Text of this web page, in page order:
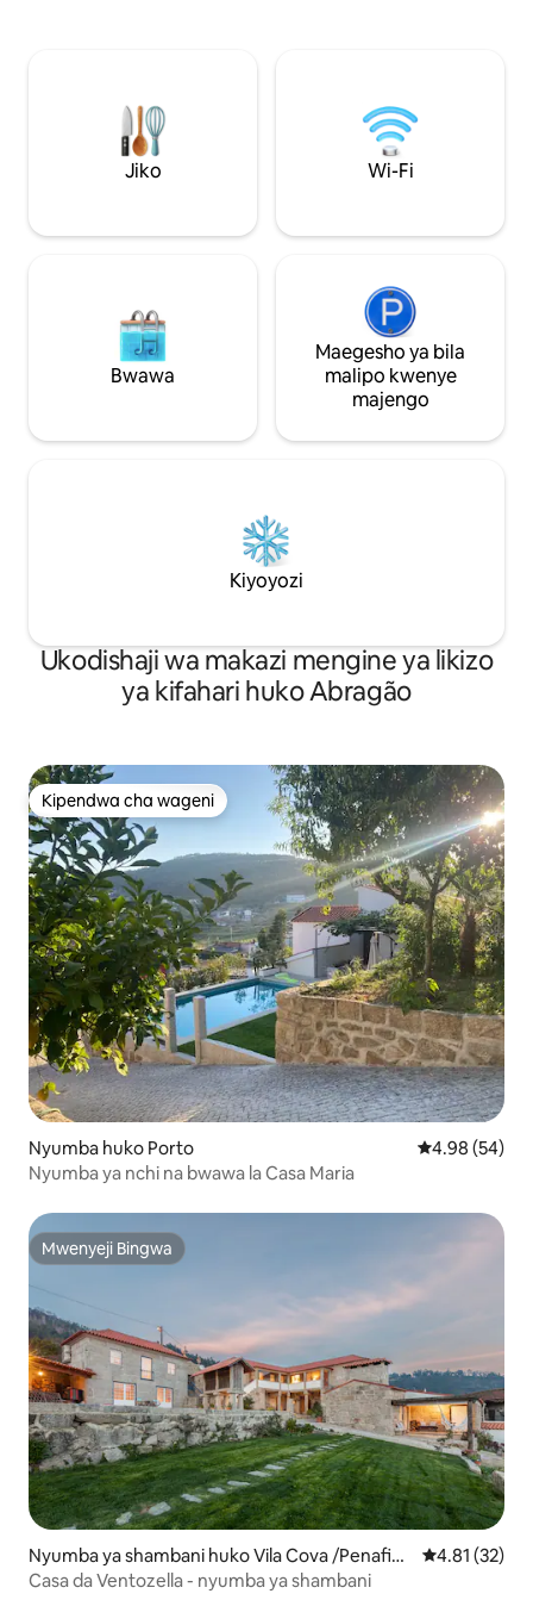
na Wi-Fi ya kasi ya juu. Furahia mashairi
ya Amarante ukiwa umbali wa hatua
chache tu kutoka kwenye vivutio vikuu.
Wi-Fi ya kasi na
Jiko Wi-Fi
Bwawa
Maegesho ya bila
malipo kwenye
majengo
Kiyoyozi
Ukodishaji wa makazi mengine ya likizo
ya kifahari huko Abragão
Kipendwa cha wageni
Kipendwa cha wageni
Nyumba huko Porto Ukadiriaji wa
4.98 (54)
Nyumba ya nchi na bwawa la Casa Maria
Mwenyeji Bingwa
Mwenyeji Bingwa
Nyumba ya shambani huko Vila Cova /Penafiel
/Porto
Ukadiriaji wa
4.81 (32)
Casa da Ventozella - nyumba ya shambani